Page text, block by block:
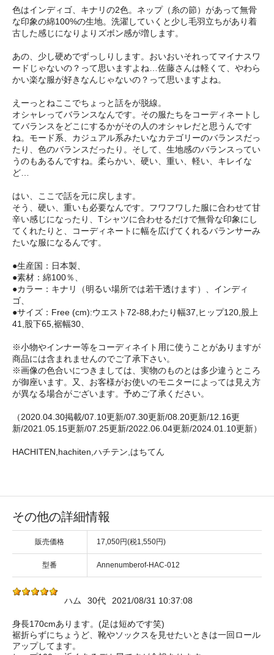
色はインディゴ、キナリの2色。ネップ（糸の節）があって無骨
な印象の綿100%の生地。洗濯していくと少し毛羽立ちがあり着
古した感じになりよりズボン感が増します。
あの、少し硬めでずっしりします。おいおいそれってマイナスワ
ードじゃないの？って思いますよね…佐藤さんは軽くて、やわら
かい楽な服が好きなんじゃないの？って思いますよね。
えーっとねここでちょっと話をが脱線。
オシャレってバランスなんです。その服たちをコーディネートし
てバランスをどこにするかがその人のオシャレだと思うんです
ね。モード系、カジュアル系みたいなカテゴリーのバランスだっ
たり、色のバランスだったり。そして、生地感のバランスってい
うのもあるんですね。柔らかい、硬い、重い、軽い、キレイな
ど…
はい、ここで話を元に戻します。
そう、硬い、重いも必要なんです。フワフワした服に合わせて甘
辛い感じになったり、Tシャツに合わせるだけで無骨な印象にし
てくれたりと、コーディネートに幅を広げてくれるバランサーみ
たいな服になるんです。
●生産国：日本製、
●素材：綿100％、
●カラー：キナリ（明るい場所では若干透けます）、インディ
ゴ、
●サイズ：Free (cm):ウエスト72‐88,わたり幅37,ヒップ120,股上
41,股下65,裾幅30、
※小物やインナー等をコーディネイト用に使うことがありますが
商品には含まれませんのでご了承下さい。
※画像の色合いにつきましては、実物のものとは多少違うところ
が御座います。又、お客様がお使いのモニターによっては見え方
が異なる場合がございます。予めご了承ください。
（2020.04.30掲載/07.10更新/07.30更新/08.20更新/12.16更
新/2021.05.15更新/07.25更新/2022.06.04更新/2024.01.10更新）
HACHITEN,hachiten,ハチテン,はちてん
その他の詳細情報
販売価格 17,050円(税1,550円)
型番 Annenumberof-HAC-012
ハム 30代 2021/08/31 10:37:08
身長170cmあります。(足は短めです笑)
裾折らずにちょうど、靴やソックスを見せたいときは一回ロール
アップしてます。